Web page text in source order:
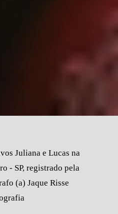
Juliana e Lucas na
- SP, registrado pela
(a) Jaque Risse